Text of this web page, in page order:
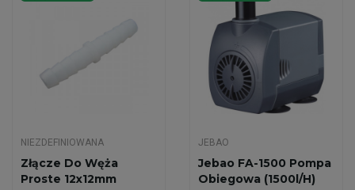
NIEZDEFINIOWANA
Złącze Do Węża
Proste 12x12mm
JEBAO
Jebao FA-1500 Pompa
Obiegowa (1500l/h)